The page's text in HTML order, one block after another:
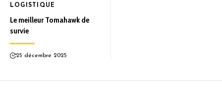
LOGISTIQUE
Le meilleur Tomahawk de
survie
25 décembre 2025